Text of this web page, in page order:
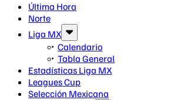
Última Hora
Norte
Liga MX
Calendario
Tabla General
Estadísticas Liga MX
Leagues Cup
Selección Mexicana